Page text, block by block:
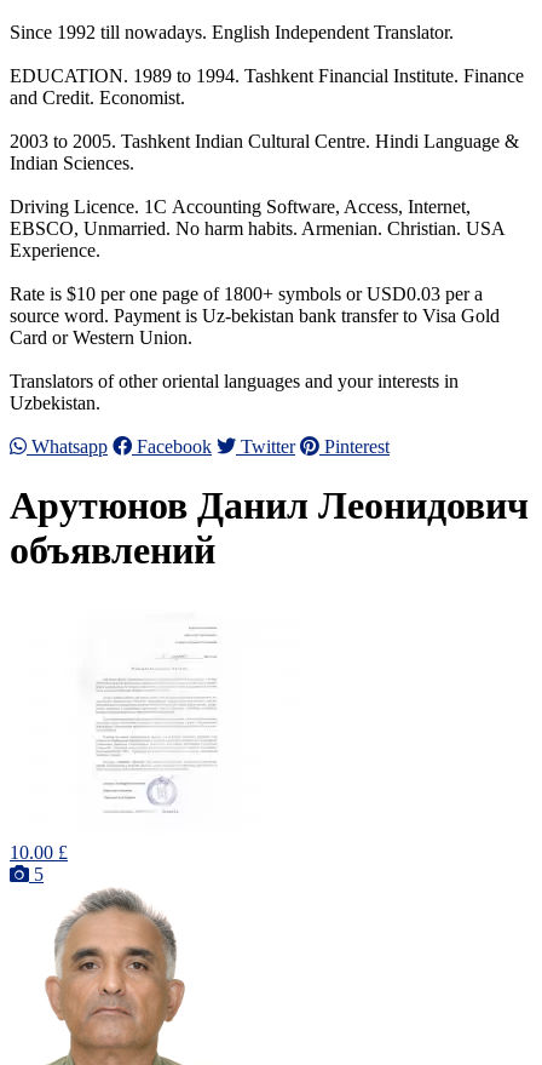
Since 1992 till nowadays. English Independent Translator.
EDUCATION. 1989 to 1994. Tashkent Financial Institute. Finance
and Credit. Economist.
2003 to 2005. Tashkent Indian Cultural Centre. Hindi Language &
Indian Sciences.
Driving Licence. 1С Accounting Software, Access, Internet,
EBSCO, Unmarried. No harm habits. Armenian. Christian. USA
Experience.
Rate is $10 per one page of 1800+ symbols or USD0.03 per a
source word. Payment is Uz-bekistan bank transfer to Visa Gold
Card or Western Union.
Translators of other oriental languages and your interests in
Uzbekistan.
Whatsapp Facebook Twitter Pinterest
Арутюнов Данил Леонидович
объявлений
10.00 £
5